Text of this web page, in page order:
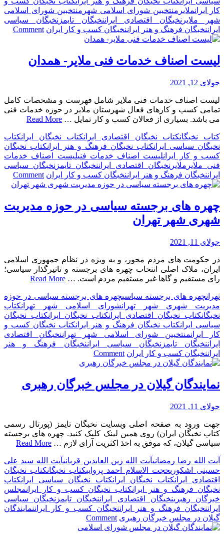
کار ایرانملایر منتخبین شورای اسلامی شهر منتخبین شورای اسلامی
شهر ملایر نخبگان اقتصادی ایراننخبگان تایمز نخبگان سیاسی
ایراننخبگان فرهنگ و هنر ایراننخبگان کسب و کار ایران Comment
on
لیست اصناف خدمات فنی ملایر- همدان
جولای 12, 2021
لیست اصناف خدمات فنی ملایر شامل فهرست و مشخصات کامل
تمامی کسب و کارهای فعال شهرستان ملایر در حوزه خدمات فنی
می باشد. بسیاری از فعالان کسب و کار تمایل … Read More
کتاب نخبگانکتاب نخبگان اقتصادی ایرانکتاب نخبگان ایرانکتاب
نخبگان سیاسی ایرانکتاب نخبگان فرهنگ و هنر ایرانکتاب نخبگان
کسب و کار ایرانلیست اصناف خدمات فنیلیست اصناف خدمات
فنی ملایر ملایر نخبگان اقتصادی ایراننخبگان تایمز نخبگان سیاسی
ایراننخبگان فرهنگ و هنر ایراننخبگان کسب و کار ایران Comment
on
فنی
چهره های برجسته سیاسی در حوزه مدیریت
شهری شهر تهران
جولای 11, 2021
در حکومت های مردم محور، و به ویژه در نظام جمهوری اسلامی
ایران، ملاک اصلی انتخاب چهره های برجسته و تاثیرگذار سیاسی؛
رای مستقیم و گاها غیر مستقیم مردم است. … Read More
تهرانچهره های برجسته سیاسیچهره های برجسته سیاسی در حوزه
مدیریت شهری شهر تهرانشورای اسلامی شهر تهرانکتاب
نخبگانکتاب نخبگان اقتصادی ایرانکتاب نخبگان ایرانکتاب نخبگان
سیاسی ایرانکتاب نخبگان فرهنگ و هنر ایرانکتاب نخبگان کسب و
کار ایرانمنتخبین شورای اسلامی شهر تهراننخبگان اقتصادی
ایراننخبگان تایمز نخبگان سیاسی ایراننخبگان فرهنگ و هنر
ایراننخبگان کسب و کار ایران Comment
on
چهره
برجسته
سیاسی
مدیریت
شهری
شهر
تهران
نمایندگان گیلان در مجلس خبرگان رهبری
جولای 11, 2021
جهت ورود به صفحه اصلی وبسایت نخبگان تایمز (پورتال رسمی
کتاب نخبگان ایران) روی همین لینک کلیک کنید. چهره های برجسته
سیاسی گیلان، که موفق به اخذ اکثریت آرای لازم … Read More
آیت الله رضا رمضانیآیت الله زین العابدین قربانیآیت الله سید علی
حسینی اشکوریحجت الاسلام احمد پرواییکتاب نخبگانکتاب نخبگان
اقتصادی ایرانکتاب نخبگان ایرانکتاب نخبگان سیاسی ایرانکتاب
نخبگان فرهنگ و هنر ایرانکتاب نخبگان کسب و کار ایرانمجلس
خبرگان رهبرینخبگان اقتصادی ایراننخبگان تایمز نخبگان سیاسی
ایراننخبگان فرهنگ و هنر ایراننخبگان کسب و کار ایراننمایندگان
گیلان در مجلس خبرگان رهبری Comment
on
نمایندگان